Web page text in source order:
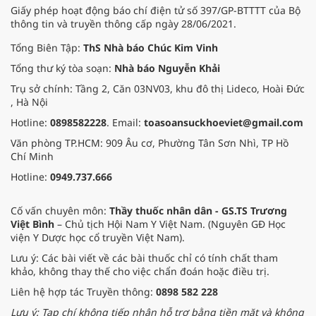
Giấy phép hoạt động báo chí điện tử số 397/GP-BTTTT của Bộ
thông tin và truyền thông cấp ngày 28/06/2021.
Tổng Biên Tập: ThS Nhà báo Chúc Kim Vinh
Tổng thư ký tòa soạn: Nhà báo Nguyễn Khải
Trụ sở chính: Tầng 2, Căn 03NV03, khu đô thị Lideco, Hoài Đức
, Hà Nội
Hotline: 0898582228. Email: toasoansuckhoeviet@gmail.com
Văn phòng TP.HCM: 909 Âu cơ, Phường Tân Sơn Nhì, TP Hồ
Chí Minh
Hotline: 0949.737.666
Cố vấn chuyên môn: Thầy thuốc nhân dân - GS.TS Trương
Việt Bình – Chủ tịch Hội Nam Y Việt Nam. (Nguyên GĐ Học
viện Y Dược học cổ truyền Việt Nam).
Lưu ý: Các bài viết về các bài thuốc chỉ có tính chất tham
khảo, không thay thế cho việc chẩn đoán hoặc điều trị.
Liên hệ hợp tác Truyền thông: 0898 582 228
Lưu ý: Tạp chí không tiếp nhận hỗ trợ bằng tiền mặt và không